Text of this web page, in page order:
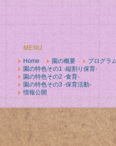
MENU
Home 園の概要
プログラ
園の特色その1 -縦割り保育-
園の特色その2 -食育-
園の特色その3 -保育活動-
情報公開